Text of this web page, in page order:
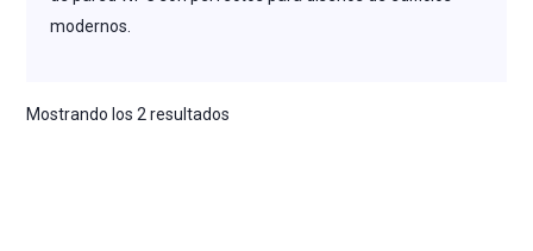
modernos.
Mostrando los 2 resultados